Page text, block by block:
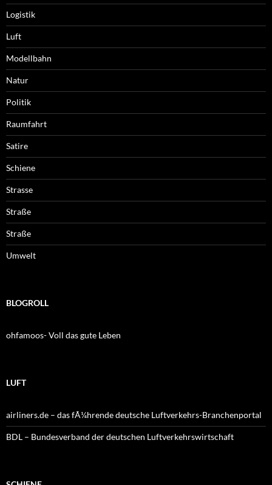
Logistik
Luft
Modellbahn
Natur
Politik
Raumfahrt
Satire
Schiene
Strasse
Straße
Straße
Umwelt
BLOGROLL
ohfamoos- Voll das gute Leben
LUFT
airliners.de – das fÃ¼hrende deutsche Luftverkehrs-Branchenportal
BDL – Bundesverband der deutschen Luftverkehrswirtschaft